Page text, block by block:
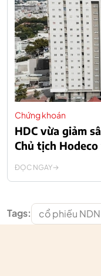
Chứng khoán
HDC vừa giảm
Chủ tịch
ĐỌC NGAY
Tags: cổ phiếu NDN